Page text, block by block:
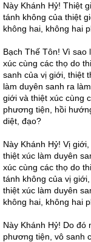
Này Khánh Hỷ! Thiệt
tánh không của thiệt
không hai, không hai
Bạch Thế Tôn! Vì sao
xúc cùng các thọ do
sanh của vị giới, thiệt
làm duyên sanh ra
giới và thiệt xúc cùng
phương tiện, hồi
diệt, đạo?
Này Khánh Hỷ! Vị
thiệt xúc làm duyên
xúc cùng các thọ do
tánh không của vị
thiệt xúc làm duyên
không hai, không hai
Này Khánh Hỷ! Do đó
phương tiện, vô sanh